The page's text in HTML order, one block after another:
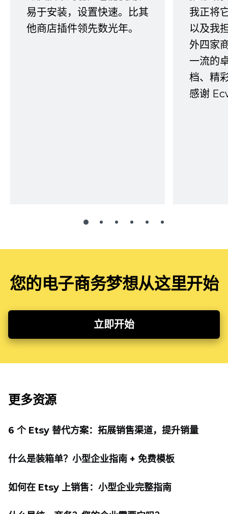
易于安装，设置快速。比其
他商店插件领先数光年。
我正将
以及我
外四家
一流的
档、精
感谢
您的电子商务梦想从这里开始
立即开始
更多资源
6 个 Etsy 替代方案：拓展销售渠道，提升销量
什么是装箱单？小型企业指南 + 免费模板
如何在 Etsy 上销售：小型企业完整指南